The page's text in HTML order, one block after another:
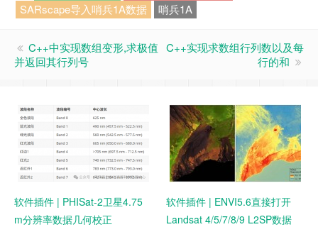
SARscape导入哨兵1A数据
哨兵1A
C++中实现数组变形,求极值
并返回其行列号
C++实现求数组行列数以及每
行的和
软件插件 | PHISat-2卫星4.75
m分辨率数据几何校正
软件插件 | ENVI5.6直接打开
Landsat 4/5/7/8/9 L2SP数据